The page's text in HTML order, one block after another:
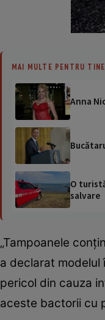
MAI MULTE PENTRU TINE
Anna
O
salvare
„Tampoanele
a declarat modelul
pericol din cauza
aceste bactorii cu